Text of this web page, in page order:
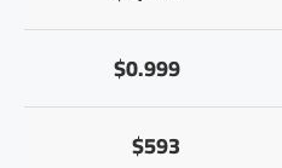
$0.999
$593